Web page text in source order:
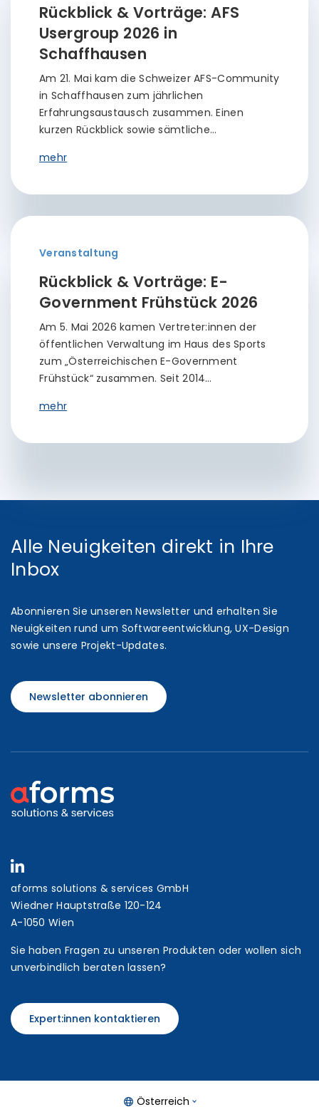
Rückblick & Vorträge: AFS
Usergroup 2026 in
Schaffhausen
Am 21. Mai kam die Schweizer AFS-Community
in Schaffhausen zum jährlichen
Erfahrungsaustausch zusammen. Einen
kurzen Rückblick sowie sämtliche…
mehr
Veranstaltung
Rückblick & Vorträge: E-
Government Frühstück 2026
Am 5. Mai 2026 kamen Vertreter:innen der
öffentlichen Verwaltung im Haus des Sports
zum „Österreichischen E-Government
Frühstück“ zusammen. Seit 2014…
mehr
Alle Neuigkeiten direkt in Ihre
Inbox
Abonnieren Sie unseren Newsletter und erhalten Sie
Neuigkeiten rund um Softwareentwicklung, UX-Design
sowie unsere Projekt-Updates.
Newsletter abonnieren
aforms solutions & services GmbH
Wiedner Hauptstraße 120-124
A-1050 Wien
Sie haben Fragen zu unseren Produkten oder wollen sich
unverbindlich beraten lassen?
Expert:innen kontaktieren
Österreich